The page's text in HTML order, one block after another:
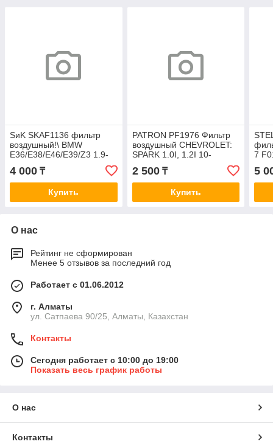
SиK SKAF1136 фильтр
воздушный!\ BMW
E36/E38/E46/E39/Z3 1.9-
4 000 ₸
Купить
PATRON PF1976 Фильтр
воздушный CHEVROLET:
SPARK 1.0I, 1.2I 10-
A52013
2 500₸
Купить
7
5
О нас
Рейтинг не сформирован
Менее 5 отзывов за последний год
Работает с 01.06.2012
г. Алматы
ул. Сатпаева 90/25, Алматы, Казахстан
Контакты
Сегодня работает с 10:00 до 19:00
Показать весь график работы
О нас
Контакты